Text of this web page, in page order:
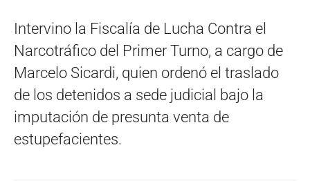
Intervino la Fiscalía de Lucha Contra el
Narcotráfico del Primer Turno, a cargo de
Marcelo Sicardi, quien ordenó el traslado
de los detenidos a sede judicial bajo la
imputación de presunta venta de
estupefacientes.